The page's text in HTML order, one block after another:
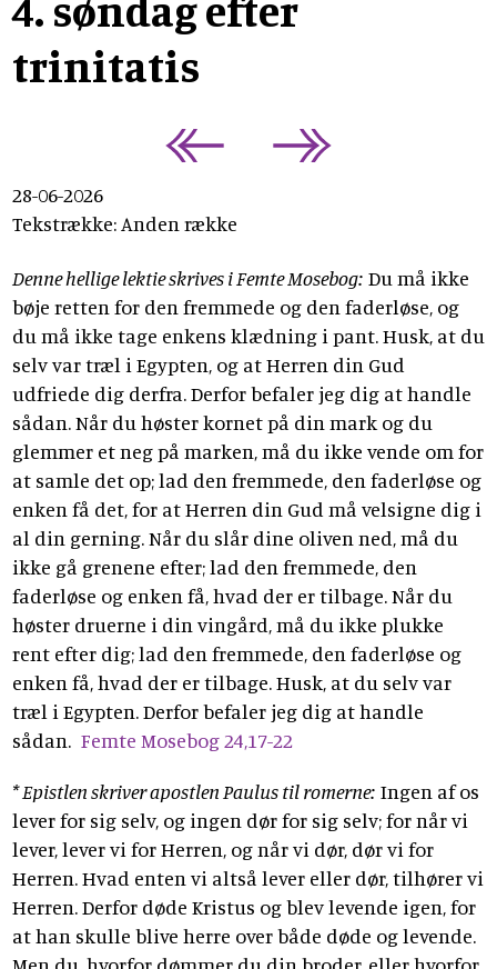
trinitatis
28-06-2026
Tekstrække: Anden række
Denne hellige lektie skrives i Femte Mosebog: Du må ikke
bøje retten for den fremmede og den faderløse, og
du må ikke tage enkens klædning i pant. Husk, at du
selv var træl i Egypten, og at Herren din Gud
udfriede dig derfra. Derfor befaler jeg dig at handle
sådan. Når du høster kornet på din mark og du
glemmer et neg på marken, må du ikke vende om for
at samle det op; lad den fremmede, den faderløse og
enken få det, for at Herren din Gud må velsigne dig i
al din gerning. Når du slår dine oliven ned, må du
ikke gå grenene efter; lad den fremmede, den
faderløse og enken få, hvad der er tilbage. Når du
høster druerne i din vingård, må du ikke plukke
rent efter dig; lad den fremmede, den faderløse og
enken få, hvad der er tilbage. Husk, at du selv var
træl i Egypten. Derfor befaler jeg dig at handle
sådan. Femte Mosebog 24,17-22
* Epistlen skriver apostlen Paulus til romerne: Ingen af os
lever for sig selv, og ingen dør for sig selv; for når vi
lever, lever vi for Herren, og når vi dør, dør vi for
Herren. Hvad enten vi altså lever eller dør, tilhører vi
Herren. Derfor døde Kristus og blev levende igen, for
at han skulle blive herre over både døde og levende.